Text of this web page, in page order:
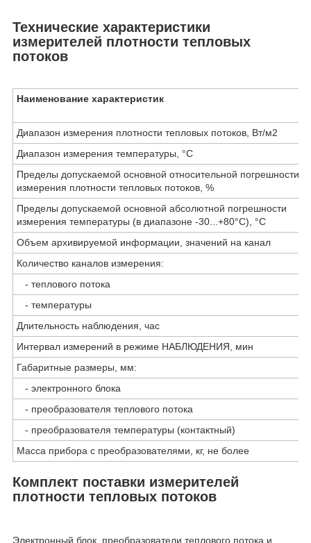
Технические характеристики
измерителей плотности тепловых
потоков
Наименование характеристик
Диапазон измерения плотности тепловых потоков, Вт/м2
Диапазон измерения температуры, °С
Пределы допускаемой основной относительной погрешности
измерения плотности тепловых потоков, %
Пределы допускаемой основной абсолютной погрешности
измерения температуры (в диапазоне -30...+80°С), °С
Объем архивируемой информации, значений на канал
Количество каналов измерения:
- теплового потока
- температуры
Длительность наблюдения, час
Интервал измерений в режиме НАБЛЮДЕНИЯ, мин
Габаритные размеры, мм:
- электронного блока
- преобразователя теплового потока
- преобразователя температуры (контактный)
Масса прибора с преобразователями, кг, не более
Комплект поставки измерителей
плотности тепловых потоков
Электронный блок, преобразователи теплового потока и